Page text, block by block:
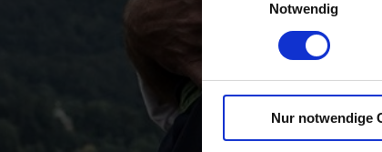
Notwendig
Nur notwendige